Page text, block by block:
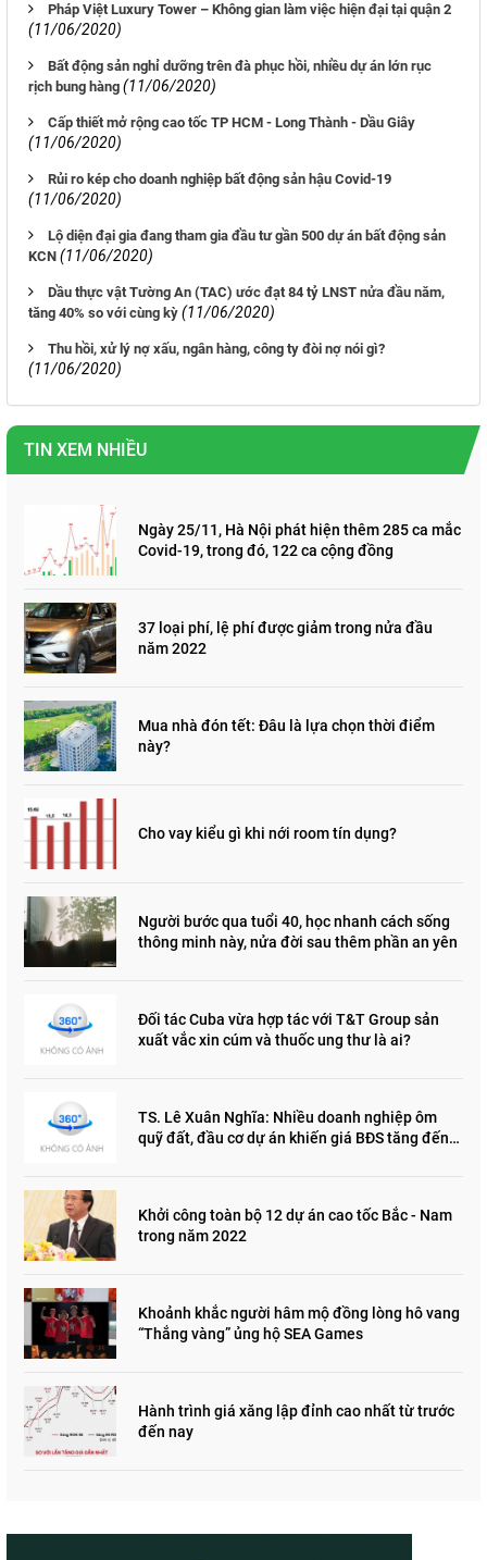
Pháp Việt Luxury Tower – Không gian làm việc hiện đại tại quận 2
(11/06/2020)
Bất động sản nghỉ dưỡng trên đà phục hồi, nhiều dự án lớn rục
rịch bung hàng (11/06/2020)
Cấp thiết mở rộng cao tốc TP HCM - Long Thành - Dầu Giây
(11/06/2020)
Rủi ro kép cho doanh nghiệp bất động sản hậu Covid-19
(11/06/2020)
Lộ diện đại gia đang tham gia đầu tư gần 500 dự án bất động sản
KCN (11/06/2020)
Dầu thực vật Tường An (TAC) ước đạt 84 tỷ LNST nửa đầu năm,
tăng 40% so với cùng kỳ (11/06/2020)
Thu hồi, xử lý nợ xấu, ngân hàng, công ty đòi nợ nói gì?
(11/06/2020)
TIN XEM NHIỀU
Ngày 25/11, Hà Nội phát hiện thêm 285 ca mắc
Covid-19, trong đó, 122 ca cộng đồng
37 loại phí, lệ phí được giảm trong nửa đầu
năm 2022
Mua nhà đón tết: Đâu là lựa chọn thời điểm
này?
Cho vay kiểu gì khi nới room tín dụng?
Người bước qua tuổi 40, học nhanh cách sống
thông minh này, nửa đời sau thêm phần an yên
Đối tác Cuba vừa hợp tác với T&T Group sản
xuất vắc xin cúm và thuốc ung thư là ai?
TS. Lê Xuân Nghĩa: Nhiều doanh nghiệp ôm
quỹ đất, đầu cơ dự án khiến giá BĐS tăng đến
Khởi công toàn bộ 12 dự án cao tốc Bắc - Nam
trong năm 2022
Khoảnh khắc người hâm mộ đồng lòng hô vang
“Thắng vàng” ủng hộ SEA Games
Hành trình giá xăng lập đỉnh cao nhất từ trước
đến nay